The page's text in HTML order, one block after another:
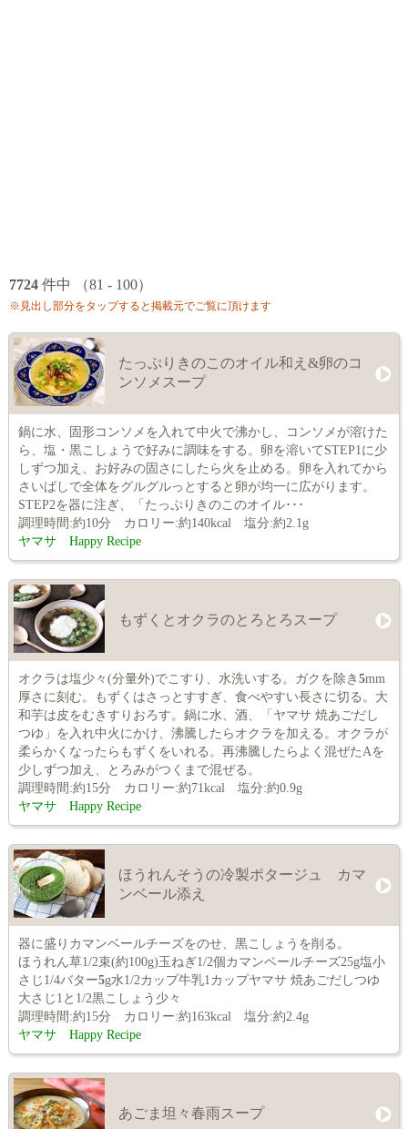
7724 件中 （81 - 100）
※見出し部分をタップすると掲載元でご覧に頂けます
たっぷりきのこのオイル和え&卵のコ
ンソメスープ
鍋に水、固形コンソメを入れて中火で沸かし、コンソメが溶けた
ら、塩・黒こしょうで好みに調味をする。卵を溶いてSTEP1に少
しずつ加え、お好みの固さにしたら火を止める。卵を入れてから
さいばしで全体をグルグルっとすると卵が均一に広がります。
STEP2を器に注ぎ、「たっぷりきのこのオイル･･･
調理時間:約10分 カロリー:約140kcal 塩分:約2.1g
ヤマサ Happy Recipe
もずくとオクラのとろとろスープ
オクラは塩少々(分量外)でこすり、水洗いする。ガクを除き 5mm
厚さに刻む。もずくはさっとすすぎ、食べやすい長さに切る。大
和芋は皮をむきすりおろす。鍋に水、酒、「ヤマサ 焼あごだし
つゆ」を入れ中火にかけ、沸騰したらオクラを加える。オクラが
柔らかくなったらもずくをいれる。再沸騰したらよく混ぜたAを
少しずつ加え、とろみがつくまで混ぜる。
調理時間:約15分 カロリー:約71kcal 塩分:約0.9g
ヤマサ Happy Recipe
ほうれんそうの冷製ポタージュ カマ
ンベール添え
器に盛りカマンベールチーズをのせ、黒こしょうを削る。
ほうれん草1/2束(約100g)玉ねぎ1/2個カマンベールチーズ25g塩小
さじ1/4バター5g水1/2カップ牛乳1カップヤマサ 焼あごだしつゆ
大さじ1と1/2黒こしょう少々
調理時間:約15分 カロリー:約163kcal 塩分:約2.4g
ヤマサ Happy Recipe
あごま坦々春雨スープ